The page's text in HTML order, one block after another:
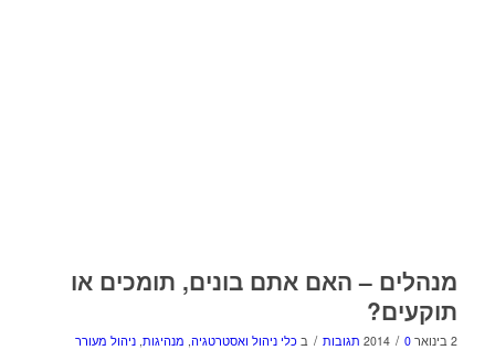
מנהלים – האם אתם בונים, תומכים או
תוקעים?
2 בינואר 2014 / 0 תגובות / ב כלי ניהול ואסטרטגיה, מנהיגות, ניהול מעורר